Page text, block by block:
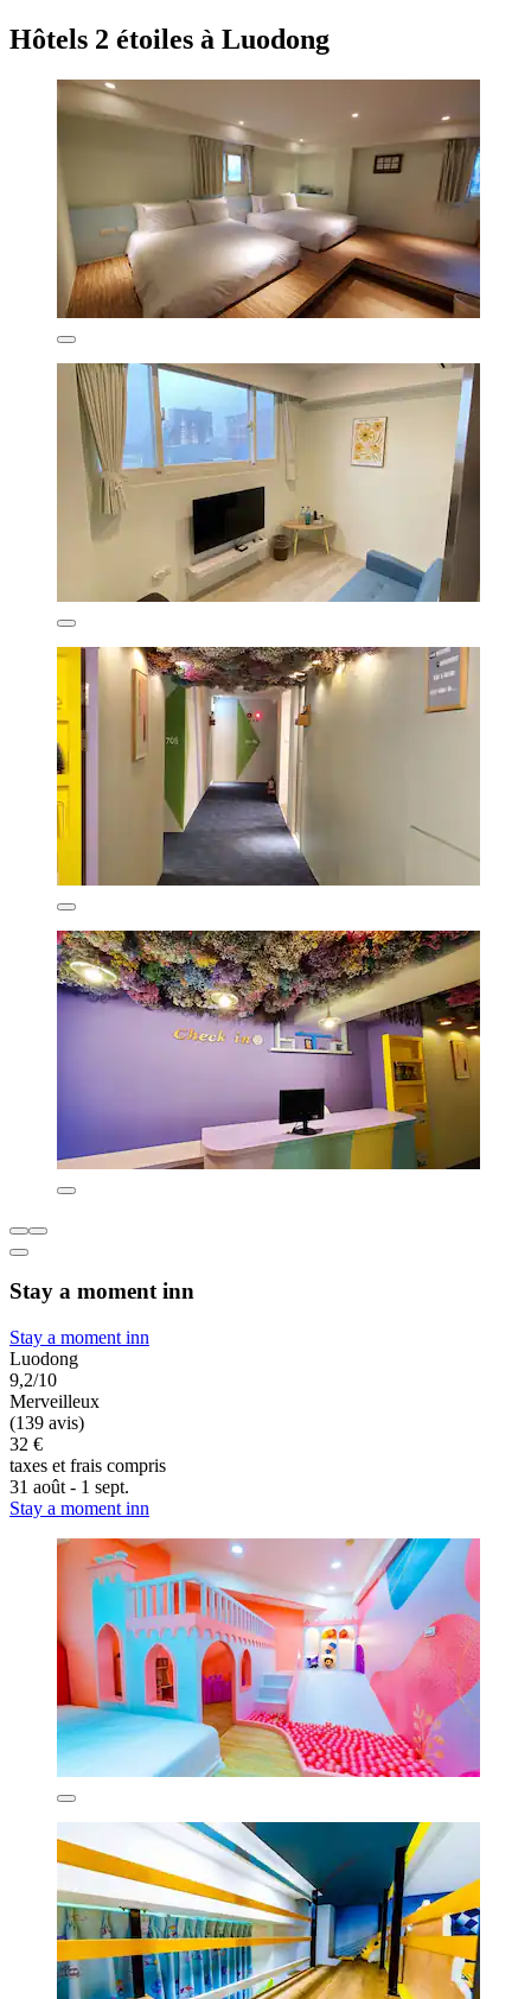
Hôtels 2 étoiles à Luodong
Stay a moment inn
Stay a moment inn
Luodong
9,2/10
Merveilleux
(139 avis)
32 €
taxes et frais compris
31 août - 1 sept.
Stay a moment inn